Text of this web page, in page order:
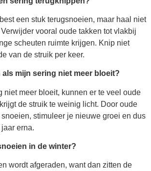
een stuk terugsnoeien, maar haal niet
vooral oude takken tot vlakbij
scheuten ruimte krijgen. Knip niet
van de struik per keer.
als mijn sering niet meer bloeit?
niet meer bloeit, kunnen er te veel oude
de struik te weinig licht. Door oude
stimuleer je nieuwe groei en dus
erna.
in de winter?
wordt afgeraden, want dan zitten de